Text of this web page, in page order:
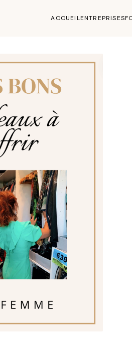
ACCUEILENTREPRISES